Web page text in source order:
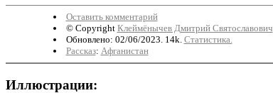
Оставить комментарий
© Copyright Клеймёнычев Дмитрий Святославович
Обновлено: 02/06/2023. 14k. Статистика.
Рассказ: Афганистан
Иллюстрации: